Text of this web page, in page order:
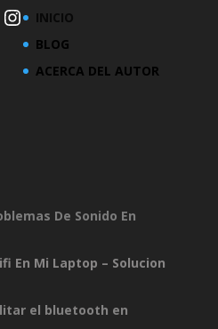
Instagram
INICIO
BLOG
ACERCA DEL AUTOR
De Sonido En
En Mi Laptop – Solucion
el bluetooth en